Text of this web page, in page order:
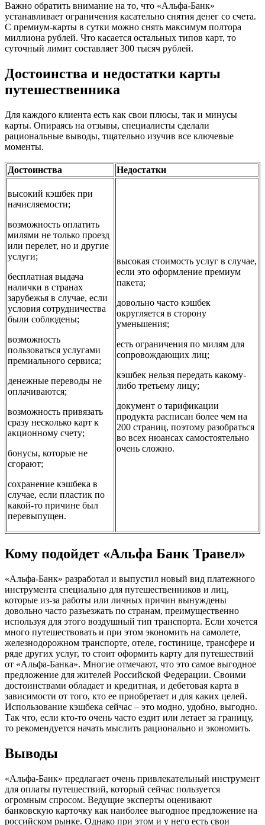
Важно обратить внимание на то, что «Альфа-Банк»
устанавливает ограничения касательно снятия денег со счета.
С премиум-карты в сутки можно снять максимум полтора
миллиона рублей. Что касается остальных типов карт, то
суточный лимит составляет 300 тысяч рублей.
Достоинства и недостатки карты
путешественника
Для каждого клиента есть как свои плюсы, так и минусы
карты. Опираясь на отзывы, специалисты сделали
рациональные выводы, тщательно изучив все ключевые
моменты.
Достоинства Недостатки
высокий кэшбек при
начисляемости;
возможность оплатить
милями не только проезд
или перелет, но и другие
услуги;
бесплатная выдача
налички в странах
зарубежья в случае, если
условия сотрудничества
были соблюдены;
возможность
пользоваться услугами
премиального сервиса;
денежные переводы не
оплачиваются;
возможность привязать
сразу несколько карт к
акционному счету;
бонусы, которые не
сгорают;
сохранение кэшбека в
случае, если пластик по
какой-то причине был
перевыпущен.
высокая стоимость услуг в случае,
если это оформление премиум
пакета;
довольно часто кэшбек
округляется в сторону
уменьшения;
есть ограничения по милям для
сопровождающих лиц;
кэшбек нельзя передать какому-
либо третьему лицу;
документ о тарификации
продукта расписан более чем на
200 страниц, поэтому разобраться
во всех нюансах самостоятельно
очень сложно.
Кому подойдет «Альфа Банк Травел»
«Альфа-Банк» разработал и выпустил новый вид платежного
инструмента специально для путешественников и лиц,
которые из-за работы или личных причин вынуждены
довольно часто разъезжать по странам, преимущественно
используя для этого воздушный тип транспорта. Если хочется
много путешествовать и при этом экономить на самолете,
железнодорожном транспорте, отеле, гостинице, трансфере и
ряде других услуг, то стоит оформить карту для путешествий
от «Альфа-Банка». Многие отмечают, что это самое выгодное
предложение для жителей Российской Федерации. Своими
достоинствами обладает и кредитная, и дебетовая карта в
зависимости от того, кто ее приобретает и для каких целей.
Использование кэшбека сейчас – это модно, удобно, выгодно.
Так что, если кто-то очень часто ездит или летает за границу,
то рекомендуется начать мыслить рационально и экономить.
Выводы
«Альфа-Банк» предлагает очень привлекательный инструмент
для оплаты путешествий, который сейчас пользуется
огромным спросом. Ведущие эксперты оценивают
банковскую карточку как наиболее выгодное предложение на
российском рынке. Однако при этом и у него есть свои